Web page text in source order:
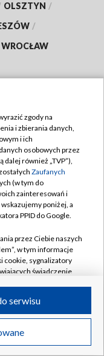
OLSZTYN /
/
WROCŁAW
w likwidacji
zgody na
i zbierania danych,
i ich
osobowych przez
dalej również „TVP”),
Zaufanych
(w tym do
zainteresowań i
poniżej, a
PPID do Google.
przez Ciebie naszych
w tym informacje
cookie, sygnalizatory
świadczenie
przez Ciebie
IP, identyfikatory
serwisu